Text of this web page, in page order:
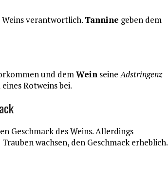
Weins verantwortlich. Tannine geben dem
und demWein seineAdstringenz
Rotweins bei.
Geschmack des Weins. Allerdings
wachsen, den Geschmack erheblich.